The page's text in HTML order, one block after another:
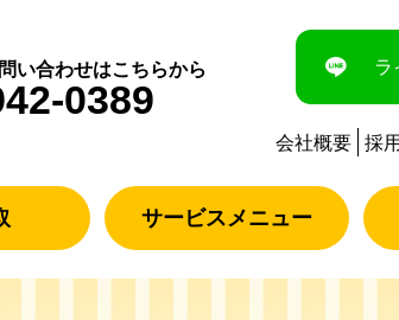
い合わせはこちらから
0389
ラ
会社概要 採
サービスメニュー